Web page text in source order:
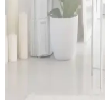
Logitech Klavye
Dünyasında Öne
Logitech klavyeleri,
modelleriyle kullanıcılara
Geniş ürün yelpazesi,